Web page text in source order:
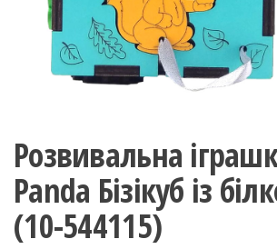
Розвивальна
Panda Бізікуб із
(10-544115)